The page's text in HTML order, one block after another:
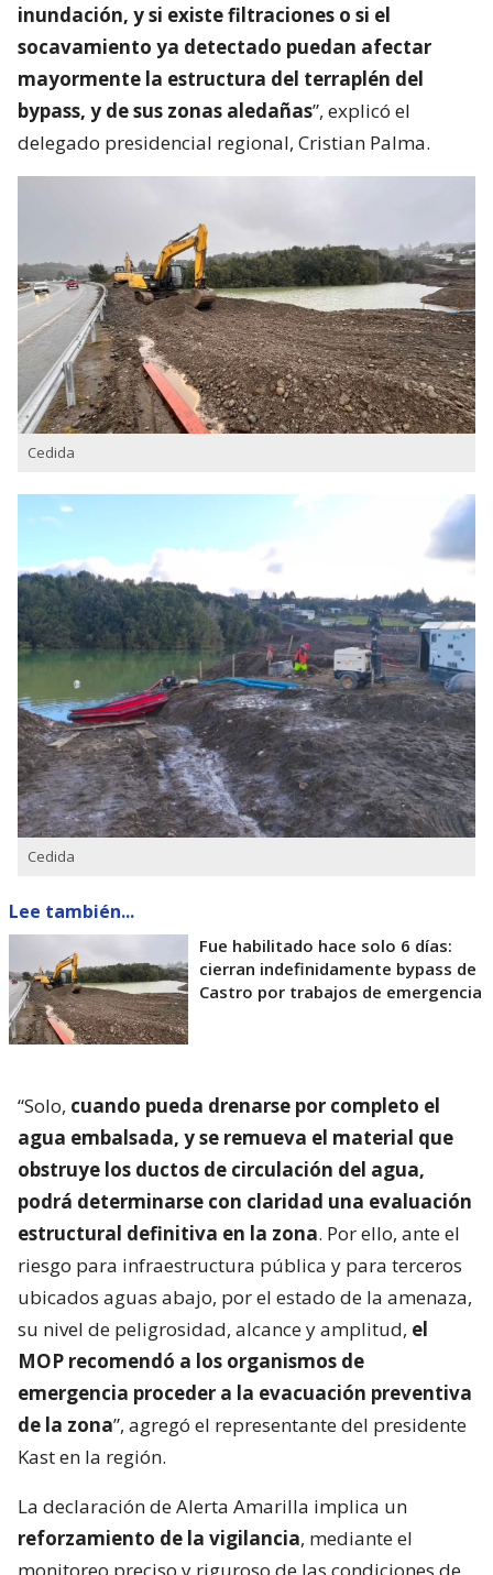
inundación, y si existe filtraciones o si el
socavamiento ya detectado puedan afectar
mayormente la estructura del terraplén del
bypass, y de sus zonas aledañas”, explicó el
delegado presidencial regional, Cristian Palma.
Cedida
Cedida
Lee también...
Fue habilitado hace solo 6 días:
cierran indefinidamente bypass de
Castro por trabajos de emergencia
“Solo, cuando pueda drenarse por completo el
agua embalsada, y se remueva el material que
obstruye los ductos de circulación del agua,
podrá determinarse con claridad una evaluación
estructural definitiva en la zona. Por ello, ante el
riesgo para infraestructura pública y para terceros
ubicados aguas abajo, por el estado de la amenaza,
su nivel de peligrosidad, alcance y amplitud, el
MOP recomendó a los organismos de
emergencia proceder a la evacuación preventiva
de la zona”, agregó el representante del presidente
Kast en la región.
La declaración de Alerta Amarilla implica un
reforzamiento de la vigilancia, mediante el
monitoreo preciso y riguroso de las condiciones de